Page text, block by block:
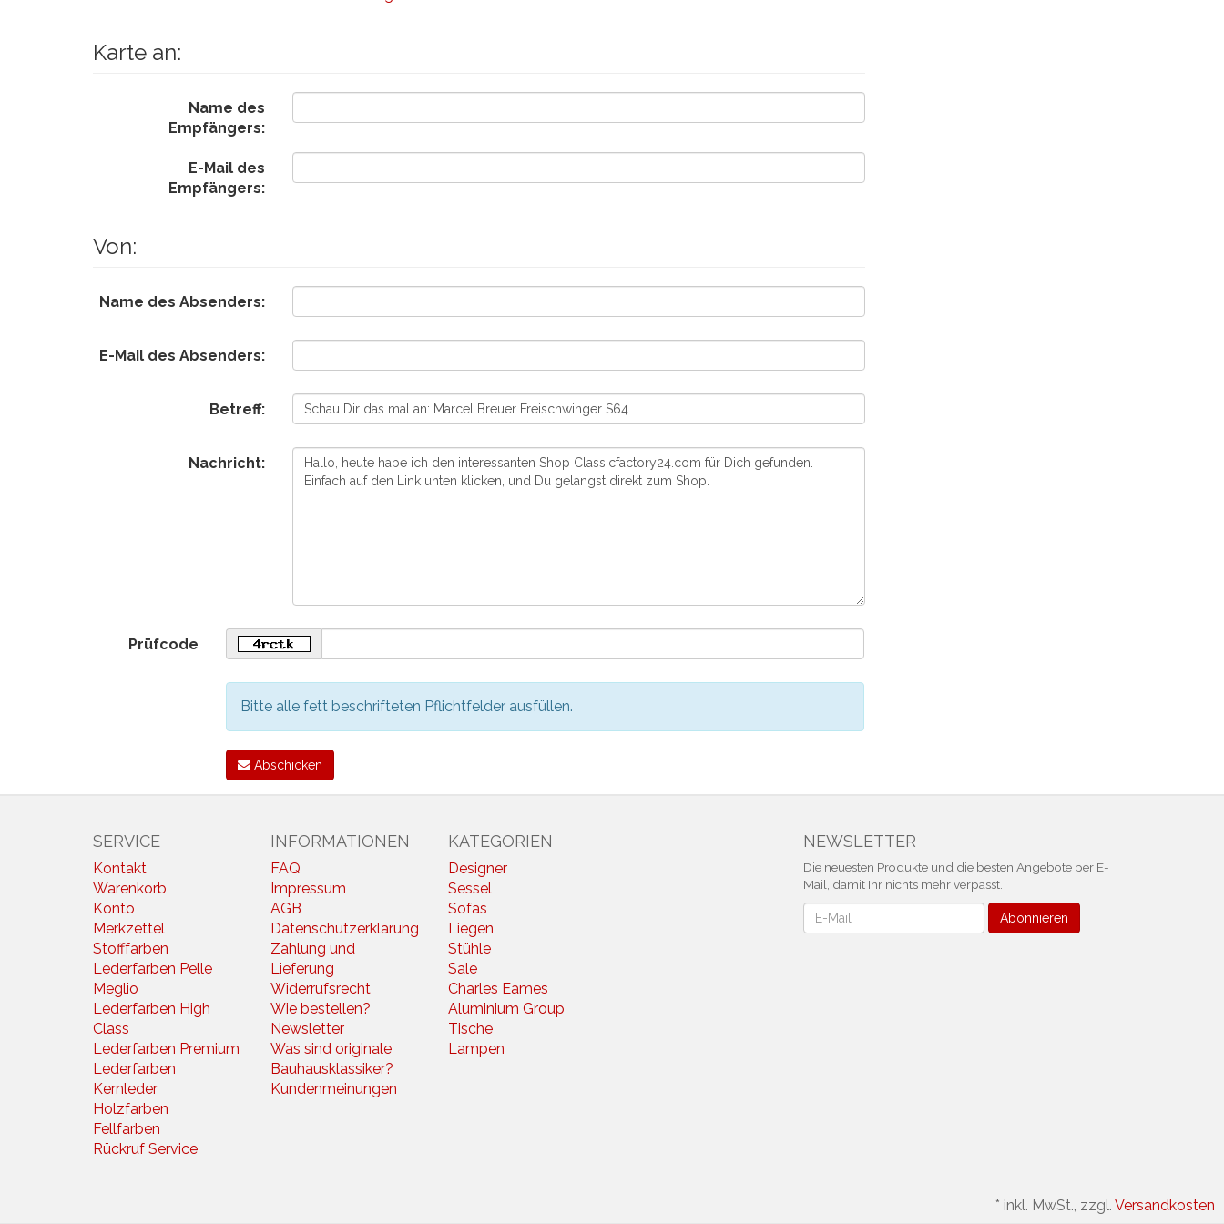
Karte an:
Name des
Empfängers:
E-Mail des
Empfängers:
Von:
Name des Absenders:
E-Mail des Absenders:
Betreff:
Nachricht:
Prüfcode
Bitte alle fett beschrifteten Pflichtfelder ausfüllen.
Abschicken
SERVICE
Kontakt
Warenkorb
Konto
Merkzettel
Stofffarben
Lederfarben Pelle
Meglio
Lederfarben High
Class
Lederfarben Premium
Lederfarben
Kernleder
Holzfarben
Fellfarben
Rückruf Service
INFORMATIONEN
FAQ
Impressum
AGB
Datenschutzerklärung
Zahlung und
Lieferung
Widerrufsrecht
Wie bestellen?
Newsletter
Was sind originale
Bauhausklassiker?
Kundenmeinungen
KATEGORIEN
Designer
Sessel
Sofas
Liegen
Stühle
Sale
Charles Eames
Aluminium Group
Tische
Lampen
NEWSLETTER
Die neuesten Produkte und die besten Angebote per E-
Mail, damit Ihr nichts mehr verpasst.
Newsletter Abonnieren
* inkl. MwSt., zzgl. Versandkosten